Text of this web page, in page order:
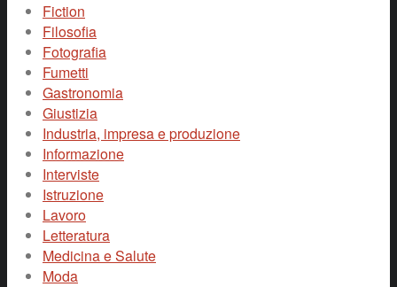
Fiction
Filosofia
Fotografia
Fumetti
Gastronomia
Giustizia
Industria, impresa e produzione
Informazione
Interviste
Istruzione
Lavoro
Letteratura
Medicina e Salute
Moda